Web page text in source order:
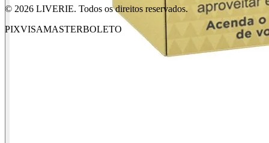
© 2026 LIVERIE. Todos os direitos reservados.
PIXVISAMASTERBOLETO